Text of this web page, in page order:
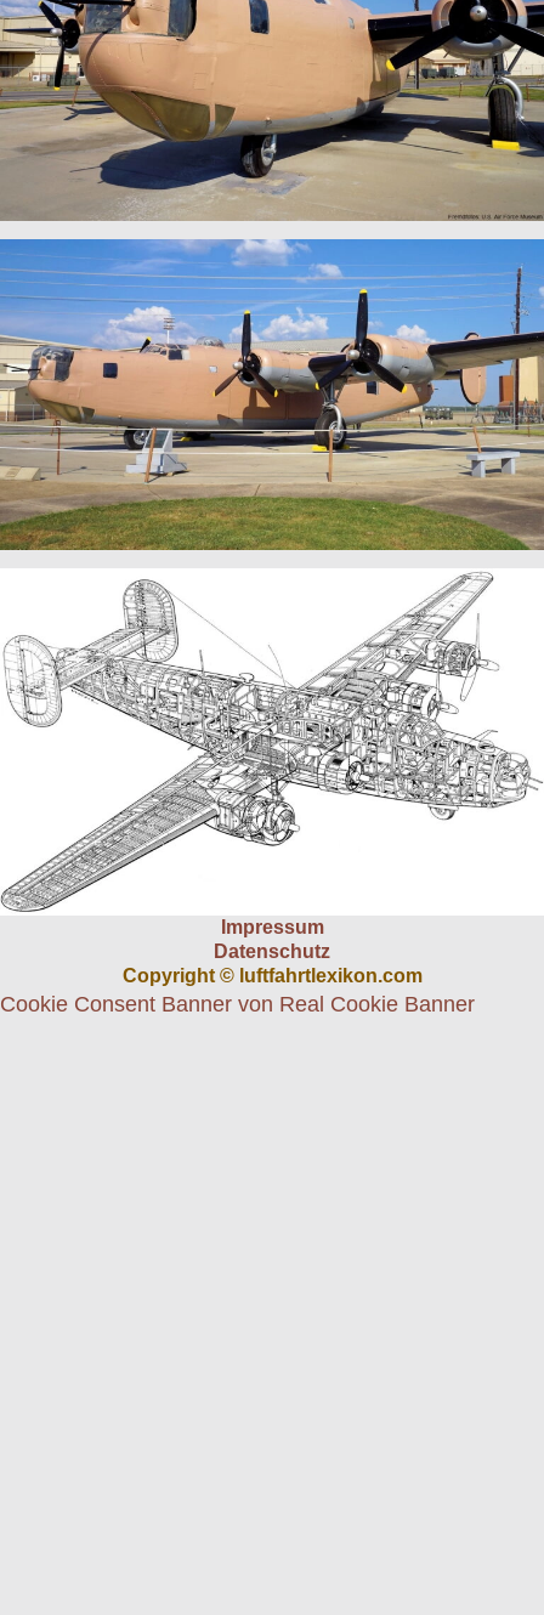
Impressum
Datenschutz
Copyright © luftfahrtlexikon.com
Cookie Consent Banner von Real Cookie Banner